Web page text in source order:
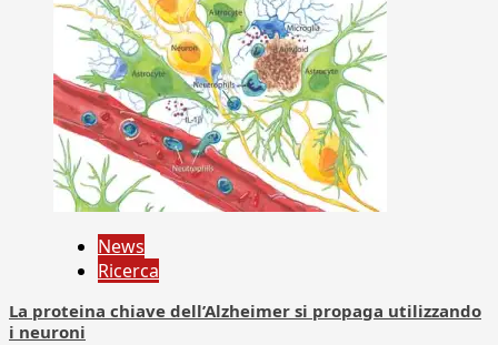
News
Ricerca
La proteina chiave dell’Alzheimer si propaga utilizzando
i neuroni